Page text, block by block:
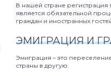
В нашей стране
является обязательной
граждан и иностранных
ЭМИГРАЦИЯ И
Эмиграция – это
страны в другую.